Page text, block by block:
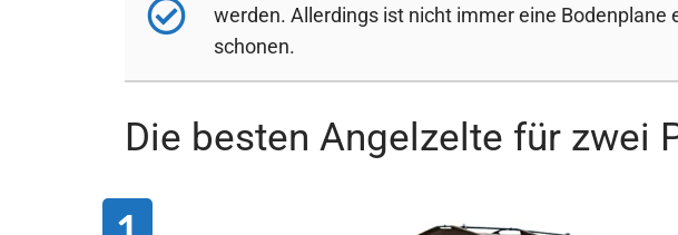
werden. Allerdings ist nicht immer eine Bodenplane
schonen.
Die besten Angelzelte für zwei